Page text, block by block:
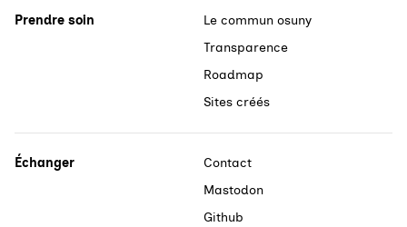
Prendre soin
Le commun osuny
Transparence
Roadmap
Sites créés
Échanger
Contact
Mastodon
Github